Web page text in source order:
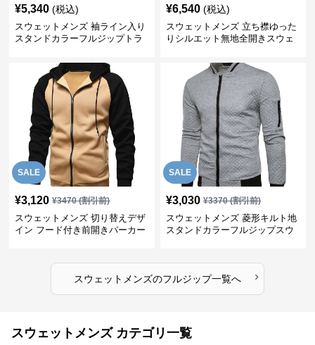
¥5,340 (税込)
スウェットメンズ 袖ライン入り
スタンドカラーフルジップトラ
¥6,540 (税込)
スウェットメンズ 立ち襟ゆった
りシルエット無地全開きスウェ
SALE
¥3,120 ¥3470(割引前)
スウェットメンズ 切り替えデザ
イン フード付き前開きパーカー
SALE
¥3,030 ¥3370(割引前)
スウェットメンズ 菱形キルト地
スタンドカラーフルジップスウ
スウェットメンズのフルジップ一覧へ ›
スウェットメンズ カテゴリ一覧